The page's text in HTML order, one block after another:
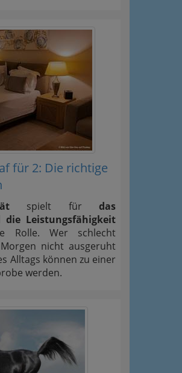
für 2: Die richtige
spielt für das
die Leistungsfähigkeit
Rolle. Wer schlecht
nicht ausgeruht
Alltags können zu einer
werden.